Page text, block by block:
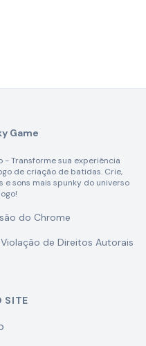
Game
- Transforme sua experiência
de criação de batidas. Crie,
e sons mais spunky do universo
do Chrome
de Direitos Autorais
SITE